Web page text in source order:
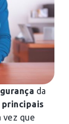
da
principais
vez que